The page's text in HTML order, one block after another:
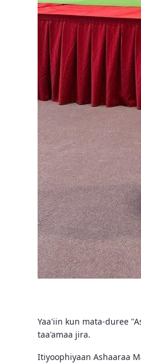
Yaa'iin kun mata-duree
taa'amaa jira.
Itiyoophiyaan Ashaaraa